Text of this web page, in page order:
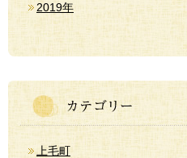
2019年
上毛町